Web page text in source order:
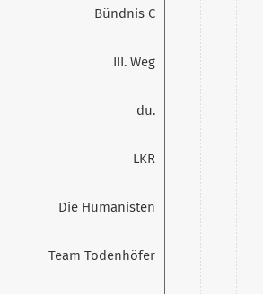
Bündnis C
III. Weg
du.
LKR
Die Humanisten
Team Todenhöfer